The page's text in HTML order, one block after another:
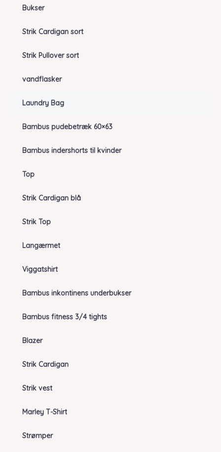
Bukser
Strik Cardigan sort
Strik Pullover sort
vandflasker
Laundry Bag
Bambus pudebetræk 60×63
Bambus indershorts til kvinder
Top
Strik Cardigan blå
Strik Top
Langærmet
Viggatshirt
Bambus inkontinens underbukser
Bambus fitness 3/4 tights
Blazer
Strik Cardigan
Strik vest
Marley T-Shirt
Strømper